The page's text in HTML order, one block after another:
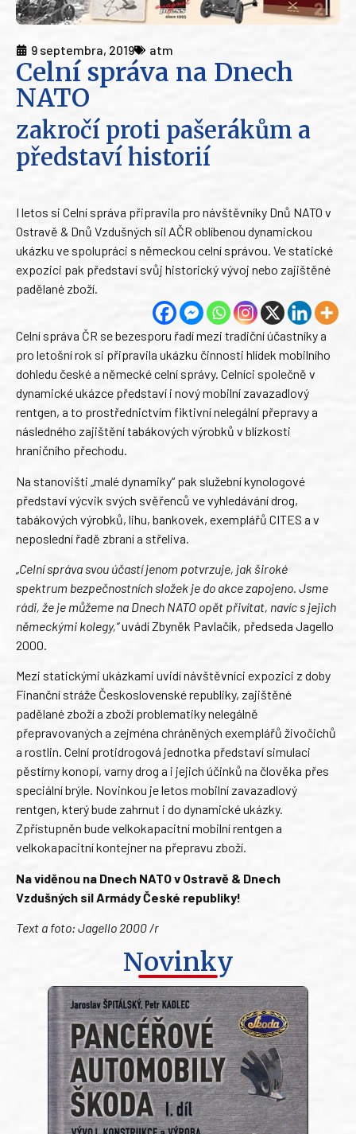
9 septembra, 2019 atm
Celní správa na Dnech
NATO
zakročí proti pašerákům a
představí historií
I letos si Celní správa připravila pro návštěvníky Dnů NATO v
Ostravě & Dnů Vzdušných sil AČR oblíbenou dynamickou
ukázku ve spolupráci s německou celní správou. Ve statické
expozici pak představí svůj historický vývoj nebo zajištěné
padělané zboží.
Celní správa ČR se bezesporu řadí mezi tradiční účastníky a
pro letošní rok si připravila ukázku činnosti hlídek mobilního
dohledu české a německé celní správy. Celníci společně v
dynamické ukázce představí i nový mobilní zavazadlový
rentgen, a to prostřednictvím fiktivní nelegální přepravy a
následného zajištění tabákových výrobků v blízkosti
hraničního přechodu.
Na stanovišti „malé dynamiky“ pak služební kynologové
představí výcvik svých svěřenců ve vyhledávání drog,
tabákových výrobků, lihu, bankovek, exemplářů CITES a v
neposlední řadě zbraní a střeliva.
„Celní správa svou účastí jenom potvrzuje, jak široké
spektrum bezpečnostních složek je do akce zapojeno. Jsme
rádi, že je můžeme na Dnech NATO opět přivítat, navíc s jejich
německými kolegy,“uvádí Zbyněk Pavlačík, předseda Jagello
2000.
Mezi statickými ukázkami uvidí návštěvníci expozici z doby
Finanční stráže Československé republiky, zajištěné
padělané zboží a zboží problematiky nelegálně
přepravovaných a zejména chráněných exemplářů živočichů
a rostlin. Celní protidrogová jednotka představí simulaci
pěstírny konopí, varny drog a i jejich účinků na člověka přes
speciální brýle. Novinkou je letos mobilní zavazadlový
rentgen, který bude zahrnut i do dynamické ukázky.
Zpřístupněn bude velkokapacitní mobilní rentgen a
velkokapacitní kontejner na přepravu zboží.
Na viděnou na Dnech NATO v Ostravě & Dnech
Vzdušných sil Armády České republiky!
Text a foto: Jagello 2000 /r
Novinky